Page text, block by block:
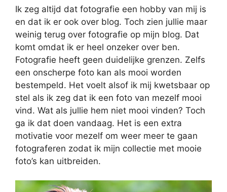
Ik zeg altijd dat fotografie een hobby van mij is
en dat ik er ook over blog. Toch zien jullie maar
weinig terug over fotografie op mijn blog. Dat
komt omdat ik er heel onzeker over ben.
Fotografie heeft geen duidelijke grenzen. Zelfs
een onscherpe foto kan als mooi worden
bestempeld. Het voelt alsof ik mij kwetsbaar op
stel als ik zeg dat ik een foto van mezelf mooi
vind. Wat als jullie hem niet mooi vinden? Toch
ga ik dat doen vandaag. Het is een extra
motivatie voor mezelf om weer meer te gaan
fotograferen zodat ik mijn collectie met mooie
foto’s kan uitbreiden.